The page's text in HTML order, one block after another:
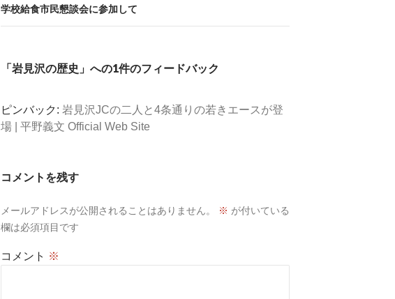
ゲ
ー
ョ
学校給食市民懇談会に参加して
「岩見沢の歴史」への1件のフィードバック
ピンバック: 岩見沢JCの二人と4条通りの若きエースが登
場 | 平野義文 Official Web Site
コメントを残す
メールアドレスが公開されることはありません。 ※ が付いている
欄は必須項目です
コメント ※